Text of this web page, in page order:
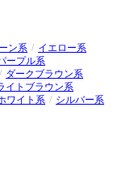
ン系
イエロー系
ープル系
ダークブラウン系
イトブラウン系
ワイト系 シルバー系